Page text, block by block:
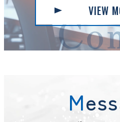
VIEW